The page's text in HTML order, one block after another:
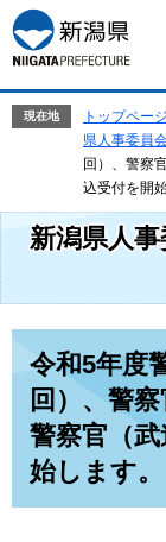
ー
ジ
の
ニ
ュ
ー
て
本
文
へ
現在地 トップページ
県人事委員
回）、警察
込受付を開
新潟県人
令和5年度
回）、警
警察官（
始します。